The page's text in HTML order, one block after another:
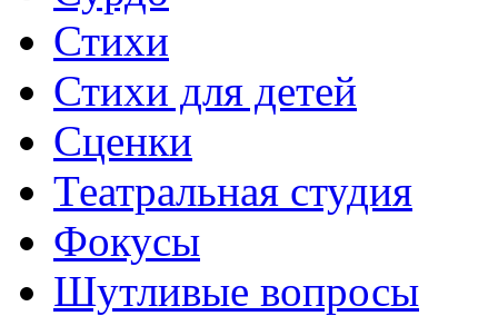
Стихи
Стихи для детей
Сценки
Театральная студия
Фокусы
Шутливые вопросы